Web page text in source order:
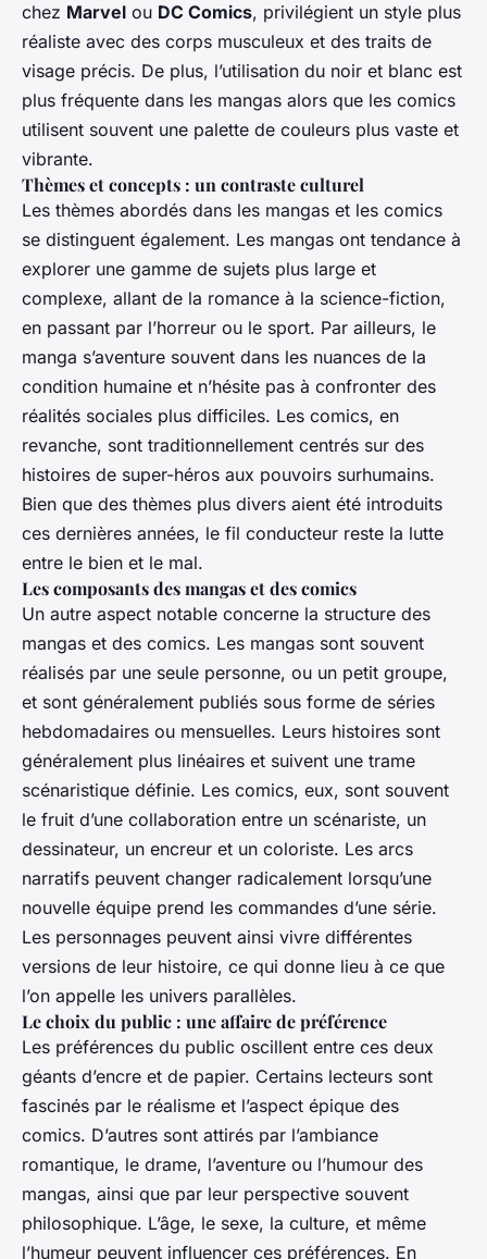
chez Marvel ou DC Comics, privilégient un style plus
réaliste avec des corps musculeux et des traits de
visage précis. De plus, l’utilisation du noir et blanc est
plus fréquente dans les mangas alors que les comics
utilisent souvent une palette de couleurs plus vaste et
vibrante.
Thèmes et concepts : un contraste culturel
Les thèmes abordés dans les mangas et les comics
se distinguent également. Les mangas ont tendance à
explorer une gamme de sujets plus large et
complexe, allant de la romance à la science-fiction,
en passant par l’horreur ou le sport. Par ailleurs, le
manga s’aventure souvent dans les nuances de la
condition humaine et n’hésite pas à confronter des
réalités sociales plus difficiles. Les comics, en
revanche, sont traditionnellement centrés sur des
histoires de super-héros aux pouvoirs surhumains.
Bien que des thèmes plus divers aient été introduits
ces dernières années, le fil conducteur reste la lutte
entre le bien et le mal.
Les composants des mangas et des comics
Un autre aspect notable concerne la structure des
mangas et des comics. Les mangas sont souvent
réalisés par une seule personne, ou un petit groupe,
et sont généralement publiés sous forme de séries
hebdomadaires ou mensuelles. Leurs histoires sont
généralement plus linéaires et suivent une trame
scénaristique définie. Les comics, eux, sont souvent
le fruit d’une collaboration entre un scénariste, un
dessinateur, un encreur et un coloriste. Les arcs
narratifs peuvent changer radicalement lorsqu’une
nouvelle équipe prend les commandes d’une série.
Les personnages peuvent ainsi vivre différentes
versions de leur histoire, ce qui donne lieu à ce que
l’on appelle les univers parallèles.
Le choix du public : une affaire de préférence
Les préférences du public oscillent entre ces deux
géants d’encre et de papier. Certains lecteurs sont
fascinés par le réalisme et l’aspect épique des
comics. D’autres sont attirés par l’ambiance
romantique, le drame, l’aventure ou l’humour des
mangas, ainsi que par leur perspective souvent
philosophique. L’âge, le sexe, la culture, et même
l’humeur peuvent influencer ces préférences. En